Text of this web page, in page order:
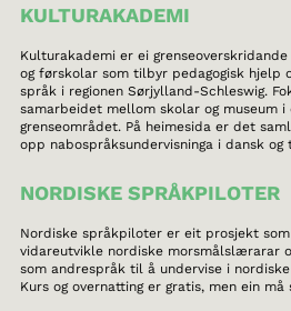
KULTURAKADEMI
Kulturakademi er ei
og førskolar som tilbyr pedagogisk hjelp
språk i regionen Sørjylland-Schleswig.
samarbeidet mellom skolar og museum
grenseområdet. På heimesida er det
opp nabospråksundervisninga i dansk og
NORDISKE SPRÅKPILOTER
Nordiske språkpiloter er eit prosjekt
vidareutvikle nordiske morsmålslærarar
som andrespråk til å undervise i
Kurs og overnatting er gratis, men ein